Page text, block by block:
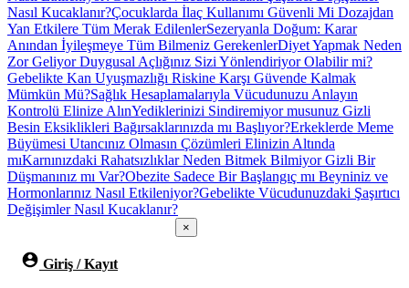
Nasıl Kucaklanır?Çocuklarda İlaç Kullanımı Güvenli Mi Dozajdan
Yan Etkilere Tüm Merak EdilenlerSezeryanla Doğum: Karar
Anından İyileşmeye Tüm Bilmeniz GerekenlerDiyet Yapmak Neden
Zor Geliyor Duygusal Açlığınız Sizi Yönlendiriyor Olabilir mi?
Gebelikte Kan Uyuşmazlığı Riskine Karşı Güvende Kalmak
Mümkün Mü?Sağlık Hesaplamalarıyla Vücudunuzu Anlayın
Kontrolü Elinize AlınYediklerinizi Sindiremiyor musunuz Gizli
Besin Eksiklikleri Bağırsaklarınızda mı Başlıyor?Erkeklerde Meme
Büyümesi Utancınız Olmasın Çözümleri Elinizin Altında
mıKarnınızdaki Rahatsızlıklar Neden Bitmek Bilmiyor Gizli Bir
Düşmanınız mı Var?Obezite Sadece Bir Başlangıç mı Beyniniz ve
Hormonlarınız Nasıl Etkileniyor?Gebelikte Vücudunuzdaki Şaşırtıcı
Değişimler Nasıl Kucaklanır?
×
Giriş / Kayıt